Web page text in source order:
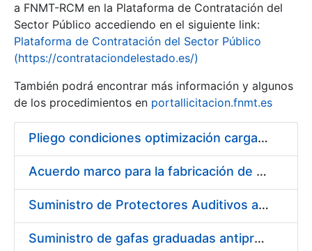
Show/Hide
a FNMT-RCM en la Plataforma de Contratación del
Sector Público accediendo en el siguiente link:
Plataforma de Contratación del Sector Público
(https://contrataciondelestado.es/)
También podrá encontrar más información y algunos
de los procedimientos en portallicitacion.fnmt.es
Pliego condiciones optimización cargas compras firmado
Acuerdo marco para la fabricación de piezas
Suministro de Protectores Auditivos a medida para las personas trabajadoras de los Centros de Trabajo de Madrid y Burgos
Suministro de gafas graduadas antiproyecciones para los trabajadores de la FNMT-RCM en los centros de trabajo de Madrid y Burgos